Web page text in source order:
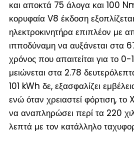
και αποκτά 75 άλογα και 100
κορυφαία V8 έκδοση
ηλεκτροκινητήρα επιπλέον με
ιπποδύναμη να αυξάνεται στα
χρόνος που απαιτείται για το
μειώνεται στα 2.78
101 kWh δε, εξασφαλίζει
ενώ όταν χρειαστεί φόρτιση,
να αναπληρώσει περί τα 220
λεπτά με τον κατάλληλο